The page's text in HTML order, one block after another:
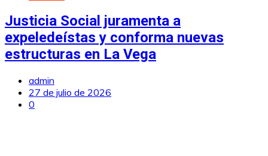
Justicia Social juramenta a
expeledeístas y conforma nuevas
estructuras en La Vega
admin
27 de julio de 2026
0